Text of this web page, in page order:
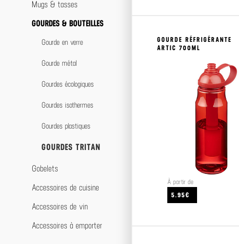
Autres accessoires de protection
Audio / Vidéo
Accessoires téléphones
Accessoires ordinateurs
Mugs & tasses
GOURDES & BOUTEILLES
Gourde en verre
Gourde métal
Gourdes écologiques
Gourdes isothermes
Gourdes plastiques
GOURDES TRITAN
Gobelets
Accessoires de cuisine
Accessoires de vin
Accessoires à emporter
GOURDE RÉFRIGÉRANTE
ARTIC 700ML
À partir de
5.95€